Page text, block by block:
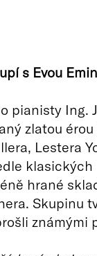
s Evou
pianisty Ing.
zlatou
Lestera
klasických
hrané
Skupinu
známými